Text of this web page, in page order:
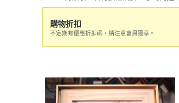
購物折扣
不定期有優惠折扣碼，請注意會員獨享。